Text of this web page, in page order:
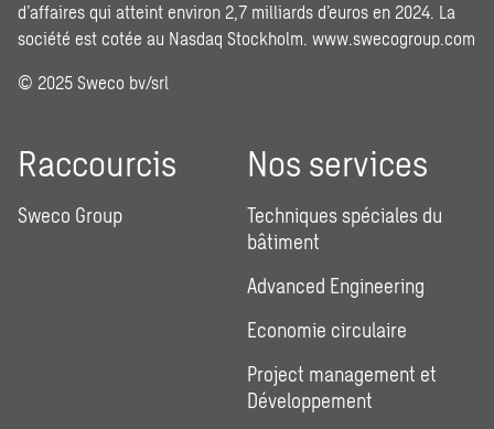
d’affaires qui atteint environ 2,7 milliards d’euros en 2024. La
société est cotée au Nasdaq Stockholm. www.swecogroup.com
© 2025 Sweco bv/srl
Raccourcis
Sweco Group
Nos services
Techniques spéciales du
bâtiment
Advanced Engineering
Economie circulaire
Project management et
Développement